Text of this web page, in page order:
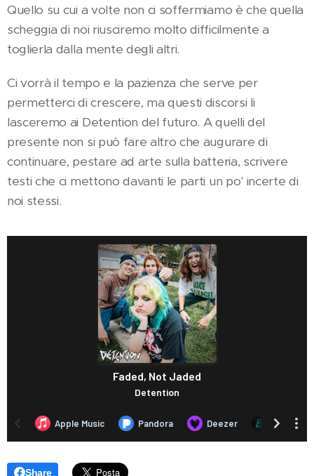
Quello su cui a volte non ci soffermiamo è che quella
scheggia di noi riusciremo molto difficilmente a
toglierla dalla mente degli altri.
Ci vorrà il tempo e la pazienza che serve per
permetterci di crescere, ma questi discorsi li
lasceremo ai Detention del futuro. A quelli del
presente non si può fare altro che augurare di
continuare, pestare ad arte sulla batteria, scrivere
testi che ci mettono davanti le parti un po' incerte di
noi stessi.
Share